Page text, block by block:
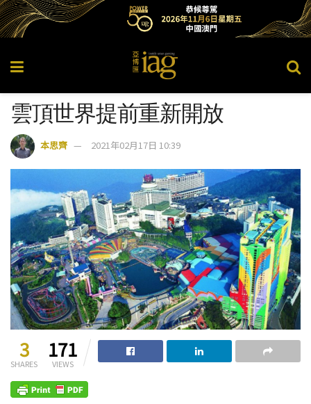
雲頂世界提前重新開放
本思齊 2021年02月17日 10:39
3
SHARES
171
VIEWS